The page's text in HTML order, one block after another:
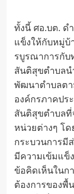
ทั้งนี้ ศอ.บต. ด
แข็งให้กับหมู่บ้
รบูรณาการกับ
สันติสุขตำบลน
พัฒนาตำบลตา
องค์กรภาคปร
สันติสุขตำบลที่
หน่วยต่างๆ โด
กระบวนการมี
มีความเข้มแข็
ข้อคิดเห็นในก
ต้องการของพื้